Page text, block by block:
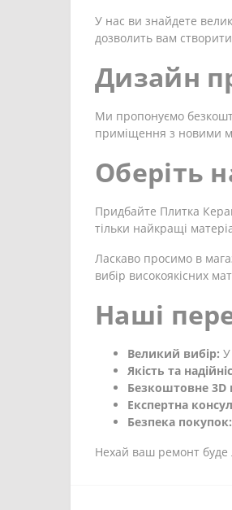
У нас ви знайдете
дозволить вам
Дизайн
Ми пропонуємо
приміщення з новими
Оберіть
Придбайте Плитка
тільки найкращі
Ласкаво просимо в
вибір високоякісних
Наші
Великий вибір: У
Якість та
Безкоштовне
Експертна
Безпека покупок:
Нехай ваш ремонт буде